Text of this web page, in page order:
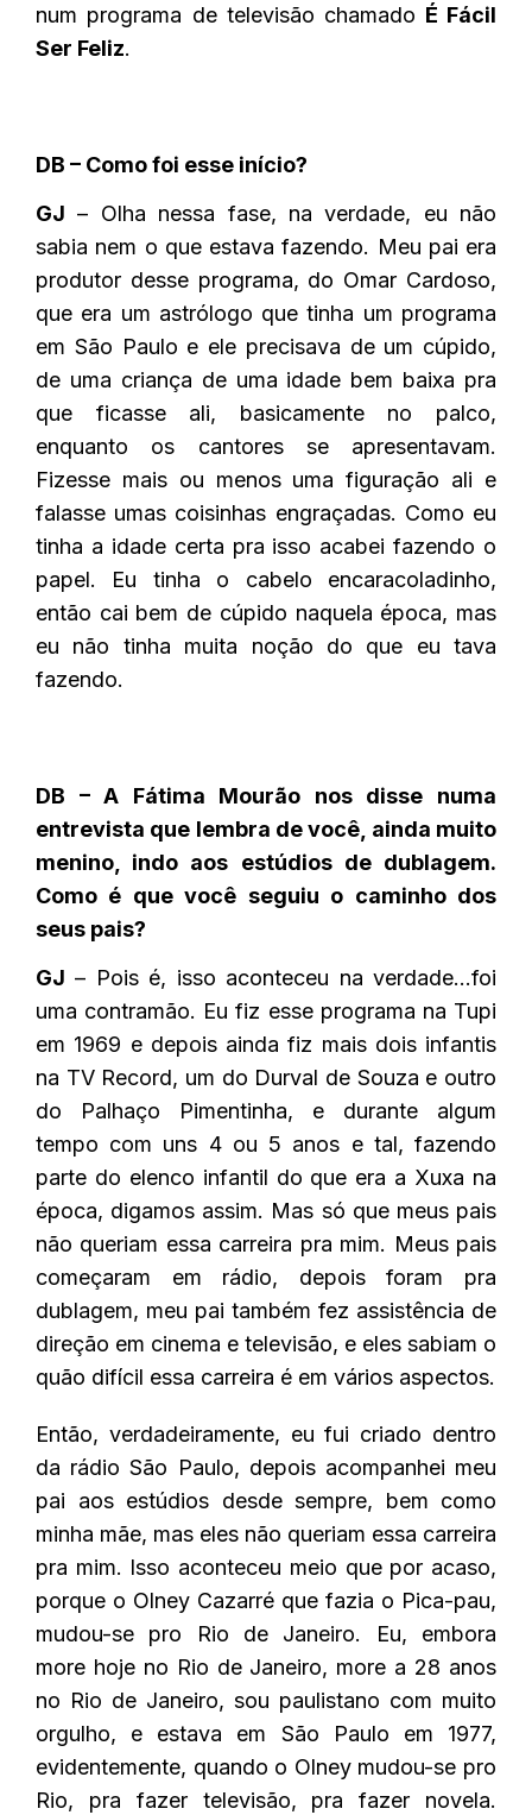
num programa de televisão chamado É Fácil
Ser Feliz.
DB – Como foi esse início?
GJ – Olha nessa fase, na verdade, eu não
sabia nem o que estava fazendo. Meu pai era
produtor desse programa, do Omar Cardoso,
que era um astrólogo que tinha um programa
em São Paulo e ele precisava de um cúpido,
de uma criança de uma idade bem baixa pra
que ficasse ali, basicamente no palco,
enquanto os cantores se apresentavam.
Fizesse mais ou menos uma figuração ali e
falasse umas coisinhas engraçadas. Como eu
tinha a idade certa pra isso acabei fazendo o
papel. Eu tinha o cabelo encaracoladinho,
então cai bem de cúpido naquela época, mas
eu não tinha muita noção do que eu tava
fazendo.
DB – A Fátima Mourão nos disse numa
entrevista que lembra de você, ainda muito
menino, indo aos estúdios de dublagem.
Como é que você seguiu o caminho dos
seus pais?
GJ – Pois é, isso aconteceu na verdade…foi
uma contramão. Eu fiz esse programa na Tupi
em 1969 e depois ainda fiz mais dois infantis
na TV Record, um do Durval de Souza e outro
do Palhaço Pimentinha, e durante algum
tempo com uns 4 ou 5 anos e tal, fazendo
parte do elenco infantil do que era a Xuxa na
época, digamos assim. Mas só que meus pais
não queriam essa carreira pra mim. Meus pais
começaram em rádio, depois foram pra
dublagem, meu pai também fez assistência de
direção em cinema e televisão, e eles sabiam o
quão difícil essa carreira é em vários aspectos.
Então, verdadeiramente, eu fui criado dentro
da rádio São Paulo, depois acompanhei meu
pai aos estúdios desde sempre, bem como
minha mãe, mas eles não queriam essa carreira
pra mim. Isso aconteceu meio que por acaso,
porque o Olney Cazarré que fazia o Pica-pau,
mudou-se pro Rio de Janeiro. Eu, embora
more hoje no Rio de Janeiro, more a 28 anos
no Rio de Janeiro, sou paulistano com muito
orgulho, e estava em São Paulo em 1977,
evidentemente, quando o Olney mudou-se pro
Rio, pra fazer televisão, pra fazer novela.